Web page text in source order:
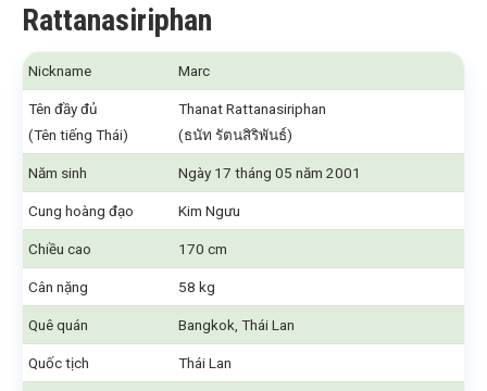
Rattanasiriphan
Nickname Marc
Tên đầy đủ
(Tên tiếng Thái)
Thanat Rattanasiriphan
(ธนัท รัตนสิริพันธ์)
Năm sinh Ngày 17 tháng 05 năm 2001
Cung hoàng đạo Kim Ngưu
Chiều cao 170 cm
Cân nặng 58 kg
Quê quán Bangkok, Thái Lan
Quốc tịch Thái Lan